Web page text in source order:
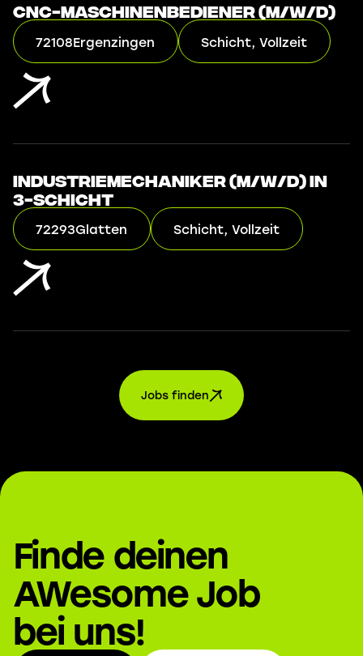
CNC-Maschinenbediener (m/w/d)
72108Ergenzingen Schicht, Vollzeit
Industriemechaniker (m/w/d) in
3-Schicht
72293Glatten Schicht, Vollzeit
Jobs finden
Finde deinen
AWesome Job
bei uns!